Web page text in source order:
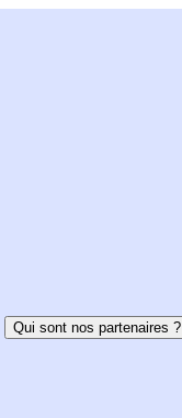
Qui sont nos partenaires ?